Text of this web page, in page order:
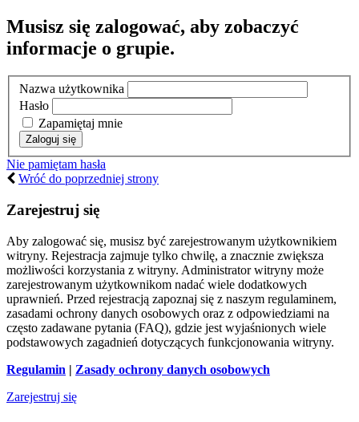
Musisz się zalogować, aby zobaczyć
informacje o grupie.
Nazwa użytkownika
Hasło
Zapamiętaj mnie
Nie pamiętam hasła
Wróć do poprzedniej strony
Zarejestruj się
Aby zalogować się, musisz być zarejestrowanym użytkownikiem
witryny. Rejestracja zajmuje tylko chwilę, a znacznie zwiększa
możliwości korzystania z witryny. Administrator witryny może
zarejestrowanym użytkownikom nadać wiele dodatkowych
uprawnień. Przed rejestracją zapoznaj się z naszym regulaminem,
zasadami ochrony danych osobowych oraz z odpowiedziami na
często zadawane pytania (FAQ), gdzie jest wyjaśnionych wiele
podstawowych zagadnień dotyczących funkcjonowania witryny.
Regulamin | Zasady ochrony danych osobowych
Zarejestruj się